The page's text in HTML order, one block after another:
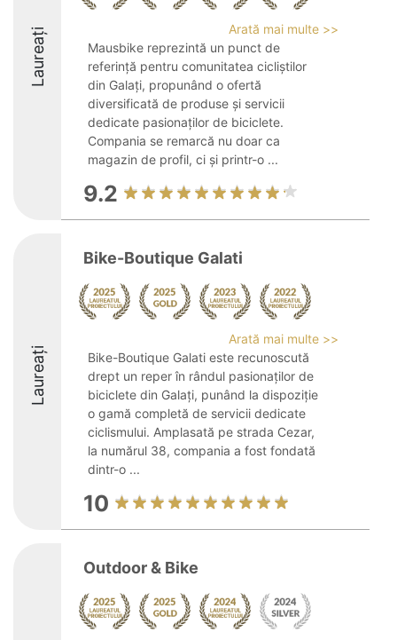
Laureați
Arată mai multe >>
Mausbike reprezintă un punct de
referință pentru comunitatea cicliștilor
din Galați, propunând o ofertă
diversificată de produse și servicii
dedicate pasionaților de biciclete.
Compania se remarcă nu doar ca
magazin de profil, ci și printr-o ...
9.2
Laureați
Bike-Boutique Galati
Arată mai multe >>
Bike-Boutique Galati este recunoscută
drept un reper în rândul pasionaților de
biciclete din Galați, punând la dispoziție
o gamă completă de servicii dedicate
ciclismului. Amplasată pe strada Cezar,
la numărul 38, compania a fost fondată
dintr-o ...
10
Outdoor & Bike